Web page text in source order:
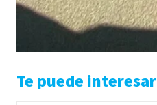
Te puede interesar